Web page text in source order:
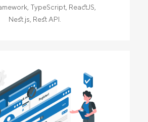
TypeScript, ReactJS,
Nest.js, Rest API.